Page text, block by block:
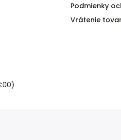
Podmienky
Vrátenie